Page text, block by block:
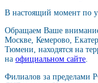
В настоящий момент по
Обращаем Ваше
Москве, Кемерово,
Тюмени, находятся на
на официальном сайте
Филиалов за пределами